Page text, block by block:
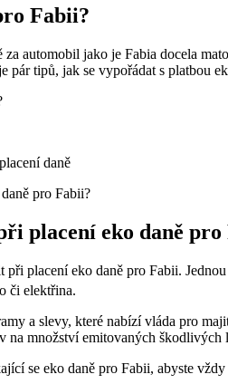
Fabii?
automobil jako je Fabia docela
pár tipů, jak se vypořádat s platbou
daně
placení eko daně
placení eko daně pro Fabii.
či elektřina.
a slevy, které nabízí vláda pro
na množství emitovaných škodlivých
se eko daně pro Fabii, abyste